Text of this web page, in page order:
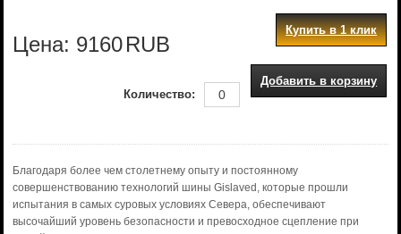
Цена: 9160RUB
Купить в 1 клик
Добавить в корзину
Количество:
Благодаря более чем столетнему опыту и постоянному
совершенствованию технологий шины Gislaved, которые прошли
испытания в самых суровых условиях Севера, обеспечивают
высочайший уровень безопасности и превосходное сцепление при